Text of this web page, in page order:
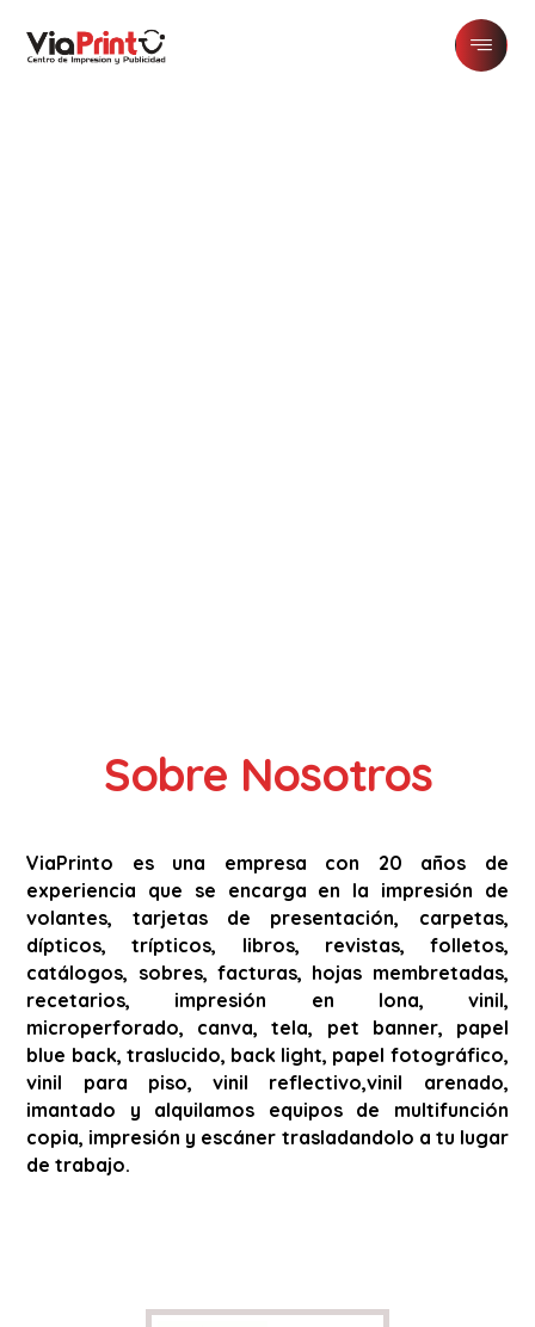
Sobre Nosotros
ViaPrinto es una empresa con 20 años de
experiencia que se encarga en la impresión de
volantes, tarjetas de presentación, carpetas,
dípticos, trípticos, libros, revistas, folletos,
catálogos, sobres, facturas, hojas membretadas,
recetarios, impresión en lona, vinil,
microperforado, canva, tela, pet banner, papel
blue back, traslucido, back light, papel fotográfico,
vinil para piso, vinil reflectivo,vinil arenado,
imantado y alquilamos equipos de multifunción
copia, impresión y escáner trasladandolo a tu lugar
de trabajo.